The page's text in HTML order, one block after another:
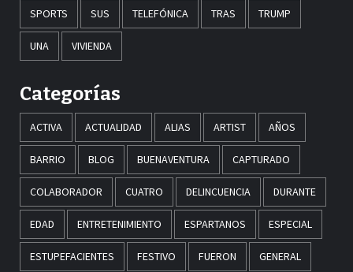
SPORTS SUS TELEFÓNICA TRAS TRUMP
UNA VIVIENDA
Categorías
ACTIVA ACTUALIDAD ALIAS ARTIST AÑOS
BARRIO BLOG BUENAVENTURA CAPTURADO
COLABORADOR CUATRO DELINCUENCIA DURANTE
EDAD ENTRETENIMIENTO ESPARTANOS ESPECIAL
ESTUPEFACIENTES FESTIVO FUERON GENERAL